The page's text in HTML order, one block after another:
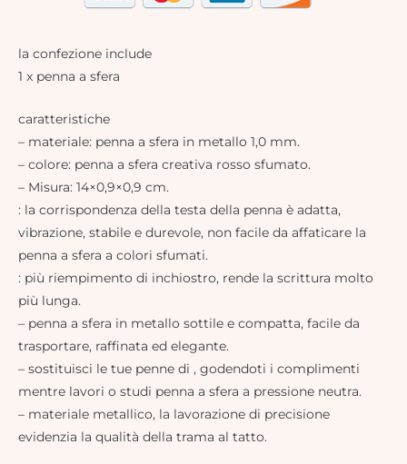
la confezione include
1 x penna a sfera
caratteristiche
– materiale: penna a sfera in metallo 1,0 mm.
– colore: penna a sfera creativa rosso sfumato.
– Misura: 14×0,9×0,9 cm.
: la corrispondenza della testa della penna è adatta,
vibrazione, stabile e durevole, non facile da affaticare la
penna a sfera a colori sfumati.
: più riempimento di inchiostro, rende la scrittura molto
più lunga.
– penna a sfera in metallo sottile e compatta, facile da
trasportare, raffinata ed elegante.
– sostituisci le tue penne di , godendoti i complimenti
mentre lavori o studi penna a sfera a pressione neutra.
– materiale metallico, la lavorazione di precisione
evidenzia la qualità della trama al tatto.